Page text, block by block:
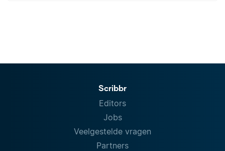
Scribbr
Editors
Jobs
Veelgestelde vragen
Partners